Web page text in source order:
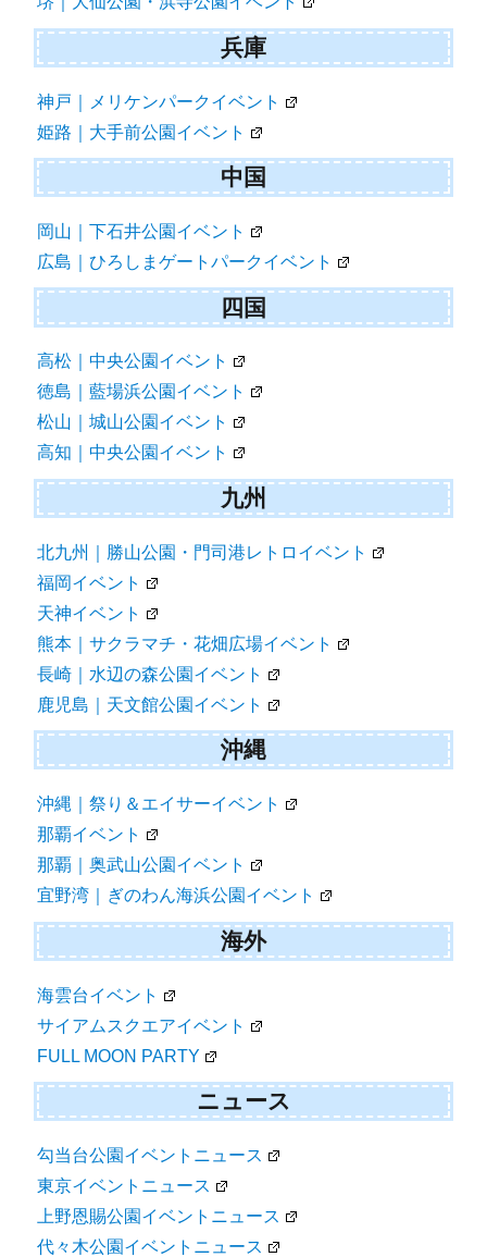
兵庫
神戸｜メリケンパークイベント
姫路｜大手前公園イベント
中国
岡山｜下石井公園イベント
広島｜ひろしまゲートパークイベント
四国
高松｜中央公園イベント
徳島｜藍場浜公園イベント
松山｜城山公園イベント
高知｜中央公園イベント
九州
北九州｜勝山公園・門司港レトロイベント
福岡イベント
天神イベント
熊本｜サクラマチ・花畑広場イベント
長崎｜水辺の森公園イベント
鹿児島｜天文館公園イベント
沖縄
沖縄｜祭り＆エイサーイベント
那覇イベント
那覇｜奥武山公園イベント
宜野湾｜ぎのわん海浜公園イベント
海外
海雲台イベント
サイアムスクエアイベント
FULL MOON PARTY
ニュース
勾当台公園イベントニュース
東京イベントニュース
上野恩賜公園イベントニュース
代々木公園イベントニュース